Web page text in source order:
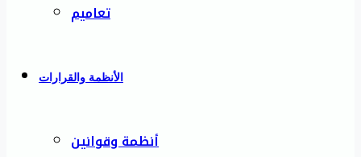
تعاميم
الأنظمة والقرارات
أنظمة وقوانين